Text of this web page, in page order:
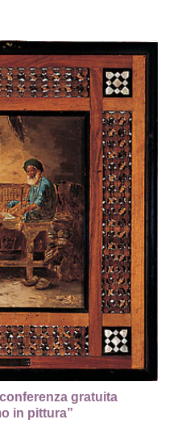
gratuita
in pittura”